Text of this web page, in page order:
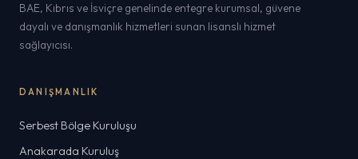
BAE, Kıbrıs ve İsviçre genelinde entegre kurumsal, güvene
dayalı ve danışmanlık hizmetleri sunan lisanslı hizmet
sağlayıcısı.
DANIŞMANLIK
Serbest Bölge Kuruluşu
Anakarada Kuruluş